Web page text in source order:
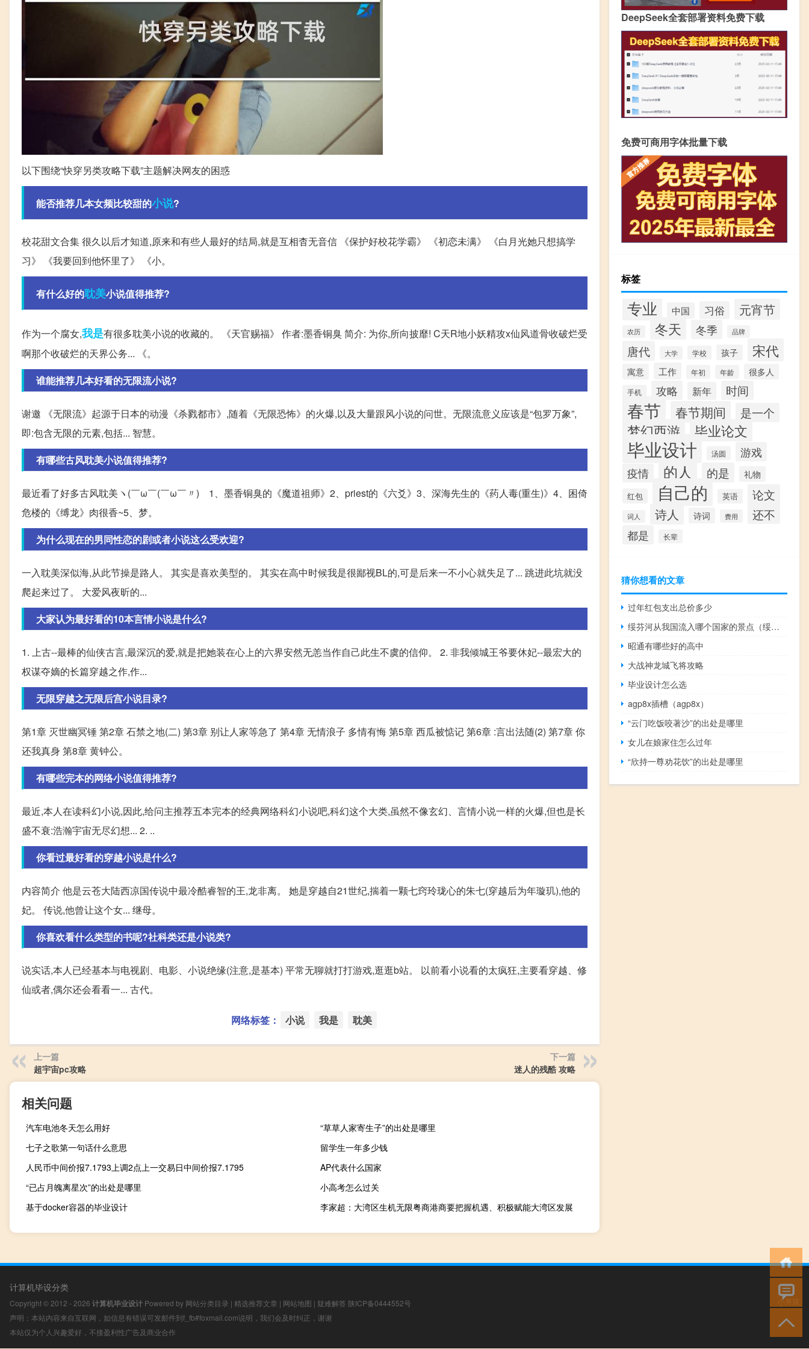
以下围绕“快穿另类攻略下载”主题解决网友的困惑
能否推荐几本女频比较甜的小说?
校花甜文合集 很久以后才知道,原来和有些人最好的结局,就是互相杳无音信 《保护好校花学霸》 《初恋未满》 《白月光她只想搞学
习》 《我要回到他怀里了》 《小。
有什么好的耽美小说值得推荐?
作为一个腐女,我是有很多耽美小说的收藏的。 《天官赐福》 作者:墨香铜臭 简介: 为你,所向披靡! C天R地小妖精攻x仙风道骨收破烂受
啊那个收破烂的天界公务... 《。
谁能推荐几本好看的无限流小说?
谢邀 《无限流》起源于日本的动漫《杀戮都市》,随着《无限恐怖》的火爆,以及大量跟风小说的问世。无限流意义应该是“包罗万象”,
即:包含无限的元素,包括... 智慧。
有哪些古风耽美小说值得推荐?
最近看了好多古风耽美ヽ(￣ω￣(￣ω￣〃)ゝ1、墨香铜臭的《魔道祖师》2、priest的《六爻》3、深海先生的《药人毒(重生)》4、困倚
危楼的《缚龙》肉很香~5、梦。
为什么现在的男同性恋的剧或者小说这么受欢迎?
一入耽美深似海,从此节操是路人。 其实是喜欢美型的。 其实在高中时候我是很鄙视BL的,可是后来一不小心就失足了... 跳进此坑就没
爬起来过了。 大爱风夜昕的...
大家认为最好看的10本言情小说是什么?
1. 上古--最棒的仙侠古言,最深沉的爱,就是把她装在心上的六界安然无恙当作自己此生不虞的信仰。 2. 非我倾城王爷要休妃--最宏大的
权谋夺嫡的长篇穿越之作,作...
无限穿越之无限后宫小说目录?
第1章 灭世幽冥锤 第2章 石禁之地(二) 第3章 别让人家等急了 第4章 无情浪子 多情有悔 第5章 西瓜被惦记 第6章 :言出法随(2) 第7章 你
还我真身 第8章 黄钟公。
有哪些完本的网络小说值得推荐?
最近,本人在读科幻小说,因此,给问主推荐五本完本的经典网络科幻小说吧,科幻这个大类,虽然不像玄幻、言情小说一样的火爆,但也是长
盛不衰:浩瀚宇宙无尽幻想... 2. ..
你看过最好看的穿越小说是什么?
内容简介 他是云苍大陆西凉国传说中最冷酷睿智的王,龙非离。 她是穿越自21世纪,揣着一颗七窍玲珑心的朱七(穿越后为年璇玑),他的
妃。 传说,他曾让这个女... 继母。
你喜欢看什么类型的书呢?社科类还是小说类?
说实话,本人已经基本与电视剧、电影、小说绝缘(注意,是基本) 平常无聊就打打游戏,逛逛b站。 以前看小说看的太疯狂,主要看穿越、修
仙或者,偶尔还会看看一... 古代。
网络标签： 小说 我是 耽美
上一篇
超宇宙pc攻略
下一篇
迷人的残酷 攻略
相关问题
汽车电池冬天怎么用好
“草草人家寄生子”的出处是哪里
七子之歌第一句话什么意思
留学生一年多少钱
人民币中间价报7.1793上调2点上一交易日中间价报7.1795
AP代表什么国家
“已占月魄离星次”的出处是哪里
小高考怎么过关
基于docker容器的毕业设计
李家超：大湾区生机无限粤商港商要把握机遇、积极赋能大湾区发展
DeepSeek全套部署资料免费下载
免费可商用字体批量下载
标签
专业 中国 习俗 元宵节
农历 冬天 冬季 品牌
唐代 大学 学校 孩子 宋代
寓意 工作 年初 年龄 很多人
手机 攻略 新年 时间
春节 春节期间 是一个
梦幻西游 毕业论文
毕业设计 汤圆 游戏
疫情 的人 的是 礼物
红包 自己的 英语 论文
词人 诗人 诗词 费用 还不
都是 长辈
猜你想看的文章
过年红包支出总价多少
绥芬河从我国流入哪个国家的景点（绥芬河从我国流入哪个国家）
昭通有哪些好的高中
大战神龙城飞将攻略
毕业设计怎么选
agp8x插槽（agp8x）
“云门吃饭咬著沙”的出处是哪里
女儿在娘家住怎么过年
“欣持一尊劝花饮”的出处是哪里
计算机毕设分类
Copyright © 2012 - 2026 计算机毕业设计 Powered by 网站分类目录 | 精选推荐文章 | 网站地图 | 疑难解答 陕ICP备0444552号
声明：本站内容来自互联网，如信息有错误可发邮件到f_fb#foxmail.com说明，我们会及时纠正，谢谢
本站仅为个人兴趣爱好，不接盈利性广告及商业合作
小男孩